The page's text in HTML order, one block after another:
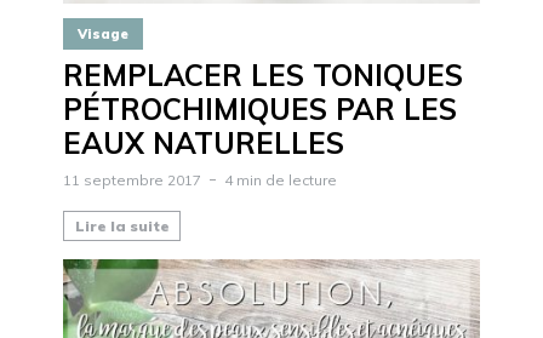
Visage
REMPLACER LES TONIQUES
PÉTROCHIMIQUES PAR LES
EAUX NATURELLES
11 septembre 2017 4 min de lecture
Lire la suite